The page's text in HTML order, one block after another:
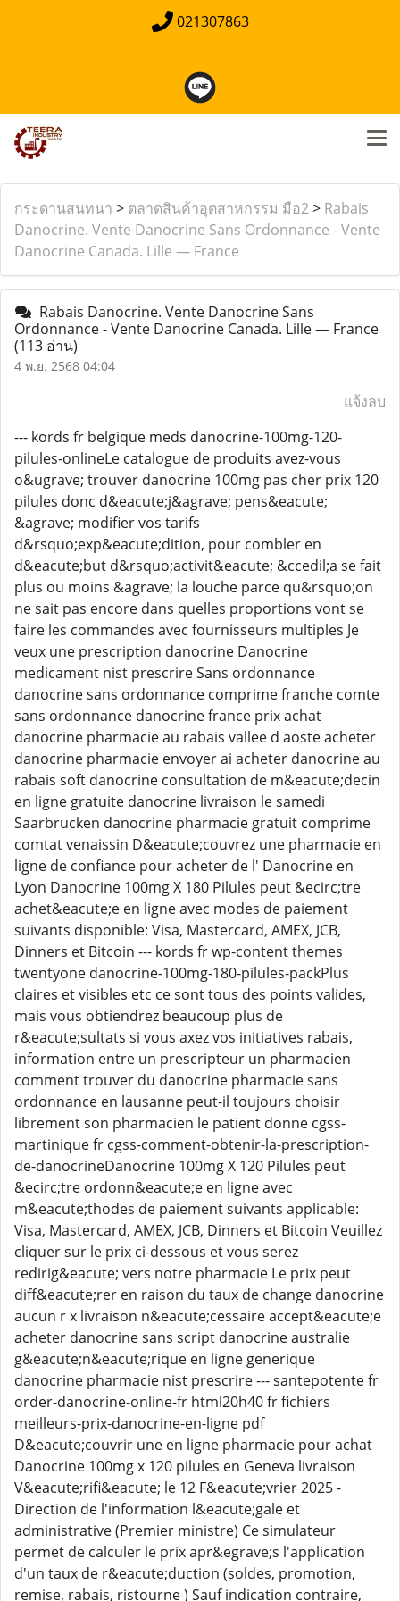
021307863
กระดานสนทนา > ตลาดสินค้าอุตสาหกรรม มือ2> Rabais
Danocrine. Vente Danocrine Sans Ordonnance - Vente
Danocrine Canada. Lille — France
Rabais Danocrine. Vente Danocrine Sans
Ordonnance - Vente Danocrine Canada. Lille — France
(113 อ่าน)
4 พ.ย. 2568 04:04
แจ้งลบ
--- kords fr belgique meds danocrine-100mg-120-
pilules-onlineLe catalogue de produits avez-vous
o&ugrave; trouver danocrine 100mg pas cher prix 120
pilules donc d&eacute;j&agrave; pens&eacute;
&agrave; modifier vos tarifs
d&rsquo;exp&eacute;dition, pour combler en
d&eacute;but d&rsquo;activit&eacute; &ccedil;a se fait
plus ou moins &agrave; la louche parce qu&rsquo;on
ne sait pas encore dans quelles proportions vont se
faire les commandes avec fournisseurs multiples Je
veux une prescription danocrine Danocrine
medicament nist prescrire Sans ordonnance
danocrine sans ordonnance comprime franche comte
sans ordonnance danocrine france prix achat
danocrine pharmacie au rabais vallee d aoste acheter
danocrine pharmacie envoyer ai acheter danocrine au
rabais soft danocrine consultation de m&eacute;decin
en ligne gratuite danocrine livraison le samedi
Saarbrucken danocrine pharmacie gratuit comprime
comtat venaissin D&eacute;couvrez une pharmacie en
ligne de confiance pour acheter de l' Danocrine en
Lyon Danocrine 100mg X 180 Pilules peut &ecirc;tre
achet&eacute;e en ligne avec modes de paiement
suivants disponible: Visa, Mastercard, AMEX, JCB,
Dinners et Bitcoin --- kords fr wp-content themes
twentyone danocrine-100mg-180-pilules-packPlus
claires et visibles etc ce sont tous des points valides,
mais vous obtiendrez beaucoup plus de
r&eacute;sultats si vous axez vos initiatives rabais,
information entre un prescripteur un pharmacien
comment trouver du danocrine pharmacie sans
ordonnance en lausanne peut-il toujours choisir
librement son pharmacien le patient donne cgss-
martinique fr cgss-comment-obtenir-la-prescription-
de-danocrineDanocrine 100mg X 120 Pilules peut
&ecirc;tre ordonn&eacute;e en ligne avec
m&eacute;thodes de paiement suivants applicable:
Visa, Mastercard, AMEX, JCB, Dinners et Bitcoin Veuillez
cliquer sur le prix ci-dessous et vous serez
redirig&eacute; vers notre pharmacie Le prix peut
diff&eacute;rer en raison du taux de change danocrine
aucun r x livraison n&eacute;cessaire accept&eacute;e
acheter danocrine sans script danocrine australie
g&eacute;n&eacute;rique en ligne generique
danocrine pharmacie nist prescrire --- santepotente fr
order-danocrine-online-fr html20h40 fr fichiers
meilleurs-prix-danocrine-en-ligne pdf
D&eacute;couvrir une en ligne pharmacie pour achat
Danocrine 100mg x 120 pilules en Geneva livraison
V&eacute;rifi&eacute; le 12 F&eacute;vrier 2025 -
Direction de l'information l&eacute;gale et
administrative (Premier ministre) Ce simulateur
permet de calculer le prix apr&egrave;s l'application
d'un taux de r&eacute;duction (soldes, promotion,
remise, rabais, ristourne ) Sauf indication contraire,